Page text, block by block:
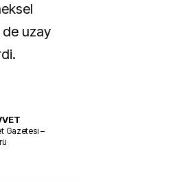
uzay
Gazetesi –